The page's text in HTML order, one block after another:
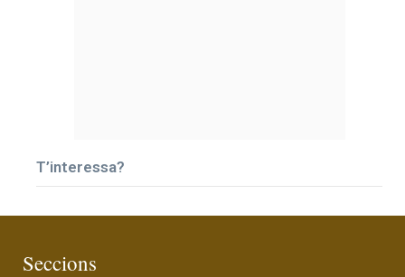
T’interessa?
Seccions